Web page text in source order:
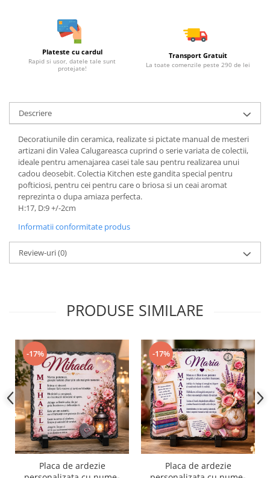
Plateste cu cardul
Rapid si usor, datele tale sunt
protejate!
Transport Gratuit
La toate comenzile peste 290 de lei
Descriere
Decoratiunile din ceramica, realizate si pictate manual de mesteri
artizani din Valea Calugareasca cuprind o serie variata de colectii,
ideale pentru amenajarea casei tale sau pentru realizarea unui
cadou deosebit. Colectia Kitchen este gandita special pentru
pofticiosi, pentru cei pentru care o briosa si un ceai aromat
reprezinta o dupa amiaza perfecta.
H:17, D:9 +/-2cm
Informatii conformitate produs
Review-uri(0)
PRODUSE SIMILARE
-17%
Placa de ardezie
-17%
Placa de ardezie